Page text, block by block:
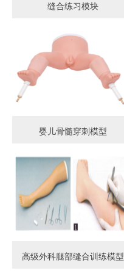
缝合练习模块
婴儿骨髓穿刺模型
高级外科腿部缝合训练模型